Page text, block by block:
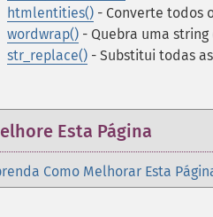
htmlentities() - Converte todos
wordwrap() - Quebra uma
str_replace() - Substitui todas
Esta Página
Como Melhorar Esta